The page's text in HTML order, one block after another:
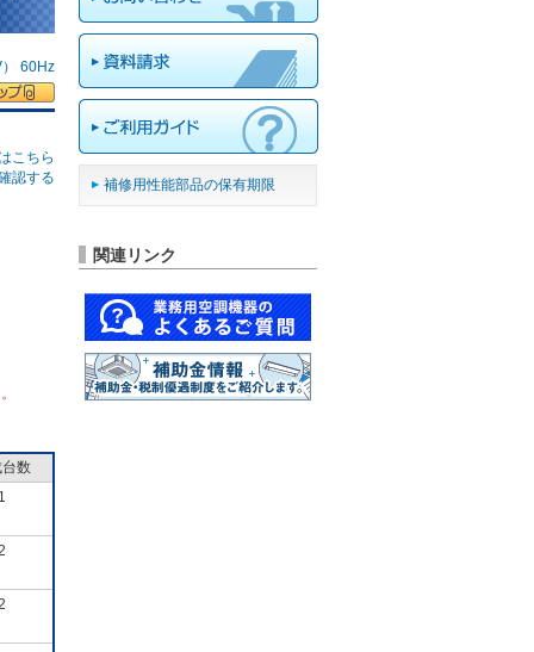
60Hz
こちら
認する
数
補修用性能部品の保有期限
関連リンク